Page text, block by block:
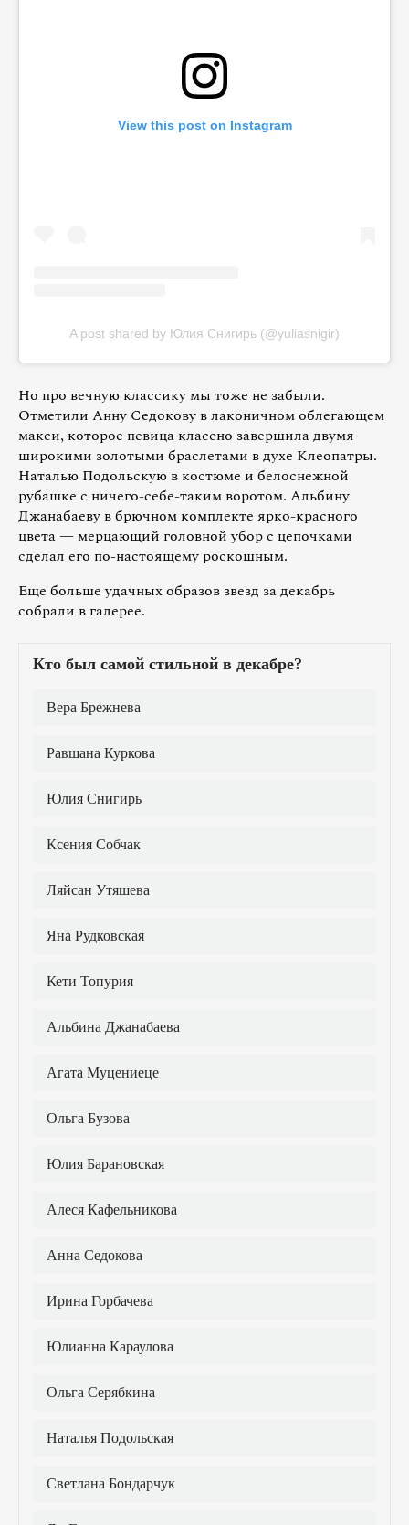
View this post on Instagram
A post shared by Юлия Снигирь (@yuliasnigir)
Но про вечную классику мы тоже не забыли.
Отметили Анну Седокову в лаконичном облегающем
макси, которое певица классно завершила двумя
широкими золотыми браслетами в духе Клеопатры.
Наталью Подольскую в костюме и белоснежной
рубашке с ничего-себе-таким воротом. Альбину
Джанабаеву в брючном комплекте ярко-красного
цвета — мерцающий головной убор с цепочками
сделал его по-настоящему роскошным.
Еще больше удачных образов звезд за декабрь
собрали в галерее.